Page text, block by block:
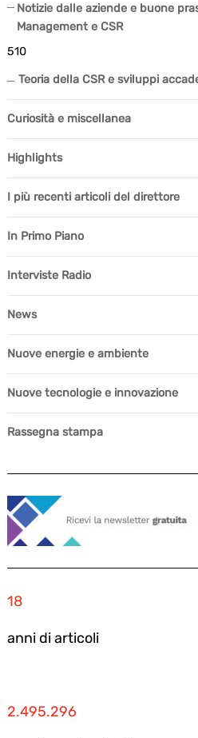
Notizie dalle aziende e buone
Management e CSR
510
Teoria della CSR e sviluppi
Curiosità e miscellanea
Highlights
I più recenti articoli del direttore
In Primo Piano
Interviste Radio
News
Nuove energie e ambiente
Nuove tecnologie e innovazione
Rassegna stampa
18
anni di articoli
2.495.296